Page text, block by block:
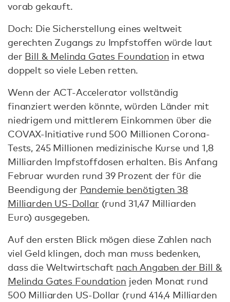
vorab gekauft.
Doch: Die Sicherstellung eines weltweit
gerechten Zugangs zu Impfstoffen würde laut
der Bill & Melinda Gates Foundation in etwa
doppelt so viele Leben retten.
Wenn der ACT-Accelerator vollständig
finanziert werden könnte, würden Länder mit
niedrigem und mittlerem Einkommen über die
COVAX-Initiative rund 500 Millionen Corona-
Tests, 245 Millionen medizinische Kurse und 1,8
Milliarden Impfstoffdosen erhalten. Bis Anfang
Februar wurden rund 39 Prozent der für die
Beendigung der Pandemie benötigten 38
Milliarden US-Dollar (rund 31,47 Milliarden
Euro) ausgegeben.
Auf den ersten Blick mögen diese Zahlen nach
viel Geld klingen, doch man muss bedenken,
dass die Weltwirtschaft nach Angaben der Bill &
Melinda Gates Foundation jeden Monat rund
500 Milliarden US-Dollar (rund 414,4 Milliarden